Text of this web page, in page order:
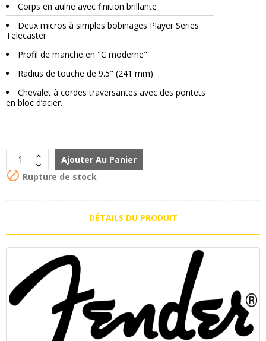
Corps en aulne avec finition brillante
Deux micros à simples bobinages Player Series
Telecaster
Profil de manche en "C moderne"
Radius de touche de 9.5" (241 mm)
Chevalet à cordes traversantes avec des pontets
en bloc d’acier.
Ajouter Au Panier
 Rupture de stock
DÉTAILS DU PRODUIT